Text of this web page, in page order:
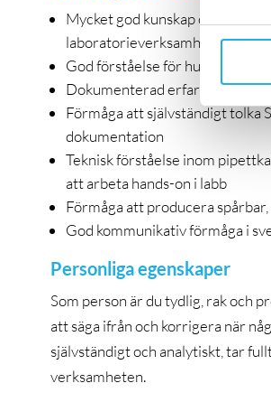
Mycket god kunskap om ISO/
laboratorieverksamhet
God förståelse för hur
Dokumenterad erfarenhet av
Förmåga att självständigt tolka
dokumentation
Teknisk förståelse inom
att arbeta hands-on i labb
Förmåga att producera
God kommunikativ förmåga i
Personliga egenskaper
Som person är du tydlig, rak och
att säga ifrån och korrigera när
självständigt och analytiskt, tar
verksamheten.